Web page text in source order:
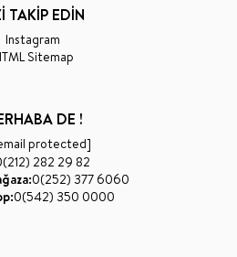
TAKİP EDİN
Instagram
Sitemap
DE !
protected]
282 29 82
0(252) 377 6060
0(542) 350 0000